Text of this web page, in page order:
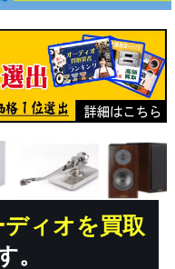
ディオを買取
。